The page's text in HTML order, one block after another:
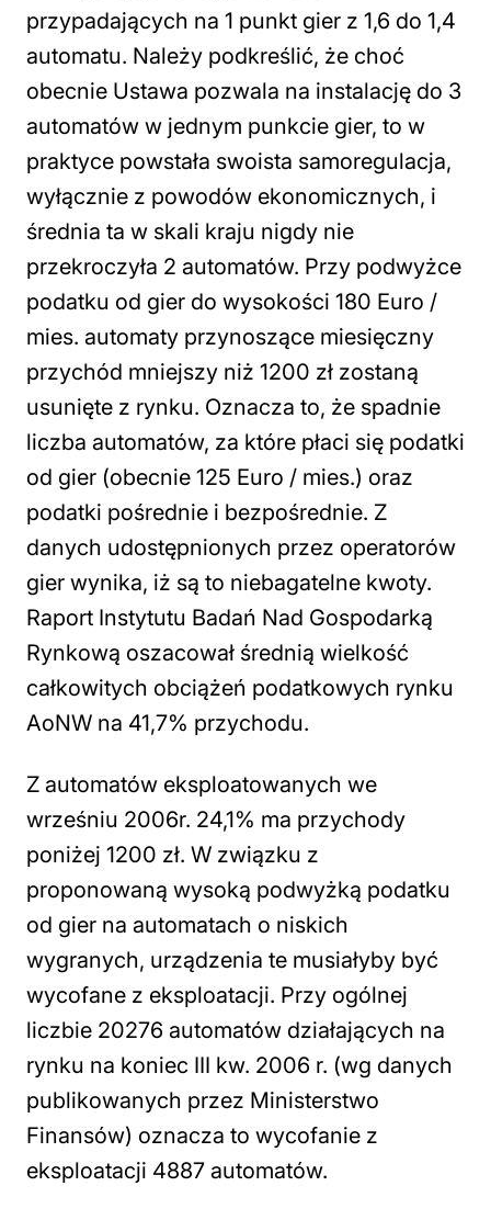
przypadających na 1 punkt gier z 1,6 do 1,4
automatu. Należy podkreślić, że choć
obecnie Ustawa pozwala na instalację do 3
automatów w jednym punkcie gier, to w
praktyce powstała swoista samoregulacja,
wyłącznie z powodów ekonomicznych, i
średnia ta w skali kraju nigdy nie
przekroczyła 2 automatów. Przy podwyżce
podatku od gier do wysokości 180 Euro /
mies. automaty przynoszące miesięczny
przychód mniejszy niż 1200 zł zostaną
usunięte z rynku. Oznacza to, że spadnie
liczba automatów, za które płaci się podatki
od gier (obecnie 125 Euro / mies.) oraz
podatki pośrednie i bezpośrednie. Z
danych udostępnionych przez operatorów
gier wynika, iż są to niebagatelne kwoty.
Raport Instytutu Badań Nad Gospodarką
Rynkową oszacował średnią wielkość
całkowitych obciążeń podatkowych rynku
AoNW na 41,7% przychodu.
Z automatów eksploatowanych we
wrześniu 2006r. 24,1% ma przychody
poniżej 1200 zł. W związku z
proponowaną wysoką podwyżką podatku
od gier na automatach o niskich
wygranych, urządzenia te musiałyby być
wycofane z eksploatacji. Przy ogólnej
liczbie 20276 automatów działających na
rynku na koniec III kw. 2006 r. (wg danych
publikowanych przez Ministerstwo
Finansów) oznacza to wycofanie z
eksploatacji 4887 automatów.